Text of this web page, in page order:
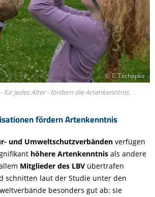
fördern Artenkenntnis
© T. Tschapka
für jedes Alter - fördern die Artenkenntnis.
und Umweltschutzverbänden verfügen
höhere Artenkenntnis als andere
Mitglieder des LBV übertrafen
schnitten laut der Studie unter den
besonders gut ab: sie